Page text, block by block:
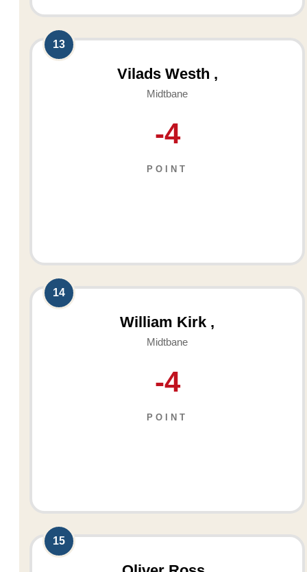
13
Vilads Westh ,
Midtbane
-4
POINT
14
William Kirk ,
Midtbane
-4
POINT
15